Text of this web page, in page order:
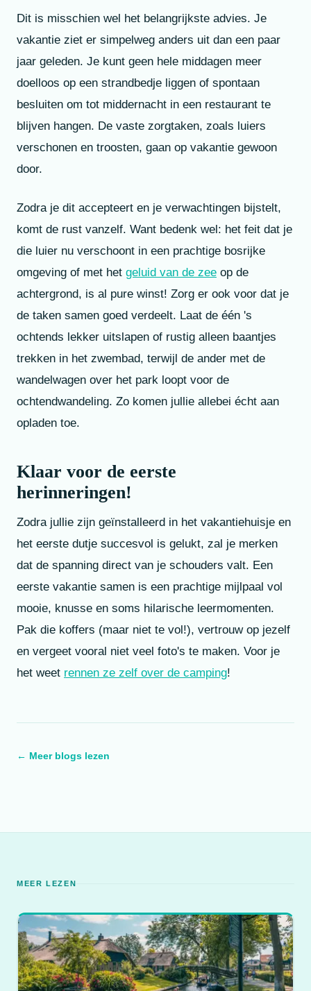
Dit is misschien wel het belangrijkste advies. Je
vakantie ziet er simpelweg anders uit dan een paar
jaar geleden. Je kunt geen hele middagen meer
doelloos op een strandbedje liggen of spontaan
besluiten om tot middernacht in een restaurant te
blijven hangen. De vaste zorgtaken, zoals luiers
verschonen en troosten, gaan op vakantie gewoon
door.
Zodra je dit accepteert en je verwachtingen bijstelt,
komt de rust vanzelf. Want bedenk wel: het feit dat je
die luier nu verschoont in een prachtige bosrijke
omgeving of met het geluid van de zee op de
achtergrond, is al pure winst! Zorg er ook voor dat je
de taken samen goed verdeelt. Laat de één 's
ochtends lekker uitslapen of rustig alleen baantjes
trekken in het zwembad, terwijl de ander met de
wandelwagen over het park loopt voor de
ochtendwandeling. Zo komen jullie allebei écht aan
opladen toe.
Klaar voor de eerste
herinneringen!
Zodra jullie zijn geïnstalleerd in het vakantiehuisje en
het eerste dutje succesvol is gelukt, zal je merken
dat de spanning direct van je schouders valt. Een
eerste vakantie samen is een prachtige mijlpaal vol
mooie, knusse en soms hilarische leermomenten.
Pak die koffers (maar niet te vol!), vertrouw op jezelf
en vergeet vooral niet veel foto's te maken. Voor je
het weet rennen ze zelf over de camping!
← Meer blogs lezen
MEER LEZEN